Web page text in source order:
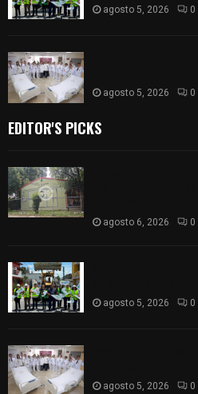
agosto 5, 2026 0
agosto 5, 2026 0
EDITOR'S PICKS
agosto 6, 2026 0
agosto 5, 2026 0
agosto 5, 2026 0